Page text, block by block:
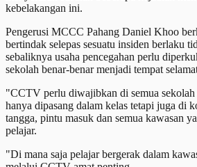
kebelakangan ini.
Pengerusi MCCC Pahang Daniel Khoo
bertindak selepas sesuatu insiden berlaku
sebaliknya usaha pencegahan perlu
sekolah benar-benar menjadi tempat
"CCTV perlu diwajibkan di semua
hanya dipasang dalam kelas tetapi juga di
tangga, pintu masuk dan semua kawasan
pelajar.
"Di mana saja pelajar bergerak dalam